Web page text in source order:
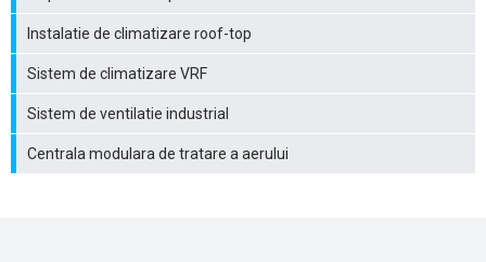
Instalatie de climatizare roof-top
Sistem de climatizare VRF
Sistem de ventilatie industrial
Centrala modulara de tratare a aerului